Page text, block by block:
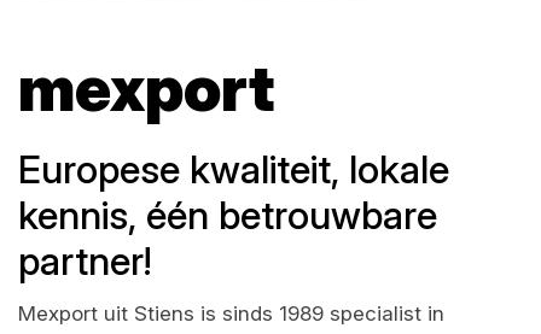
mexport
Europese kwaliteit, lokale
kennis, één betrouwbare
partner!
Mexport uit Stiens is sinds 1989 specialist in